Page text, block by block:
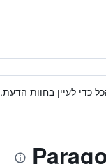
כדי לעיין בחוות הדעת.